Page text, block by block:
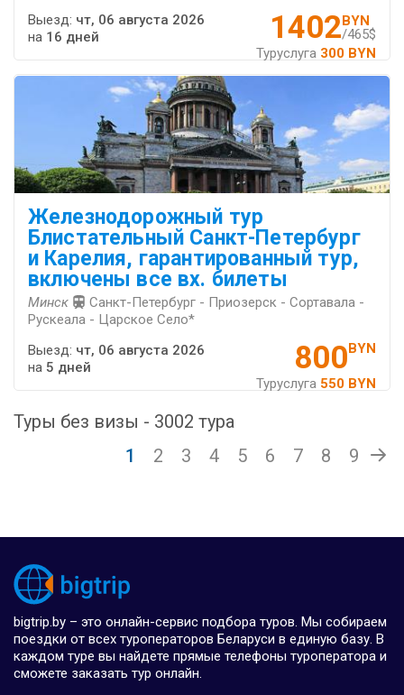
1402BYN
/465$
Туруслуга 300 BYN
Выезд: чт, 06 августа 2026
на 16 дней
Железнодорожный тур
Блистательный Санкт-Петербург
и Карелия, гарантированный тур,
включены все вх. билеты
Минск
Санкт-Петербург - Приозерск - Сортавала -
Рускеала - Царское Село*
800BYN
Туруслуга 550 BYN
Выезд: чт, 06 августа 2026
на 5 дней
Туры без визы - 3002 тура
1
2 3 4 5 6 7 8 9
bigtrip.by – это онлайн-сервис подбора туров. Мы собираем
поездки от всех туроператоров Беларуси в единую базу. В
каждом туре вы найдете прямые телефоны туроператора и
сможете заказать тур онлайн.